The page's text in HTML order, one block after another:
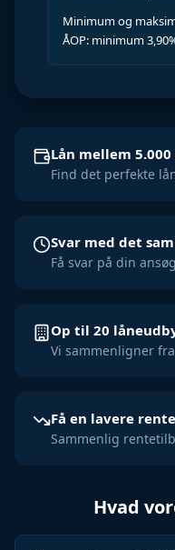
Minimum og
ÅOP: minimum
Lån mellem
Find det perfekte
Svar med det
Få svar på din
Op til 20
Vi sammenligner
Få en lavere
Sammenlig
Hvad